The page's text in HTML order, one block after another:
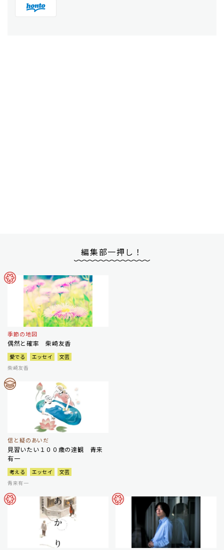
編集部一押し！
季節の地図
偶然と確率 柴崎友香
愛でる エッセイ
文芸
柴崎友香
信と疑のあいだ
見習いたい１００歳の達観 青来
有一
考える エッセイ
文芸
青来有一